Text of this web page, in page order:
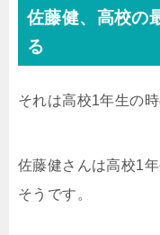
佐藤健、高校の
る
それは高校1年生の時
佐藤健さんは高校1
そうです。